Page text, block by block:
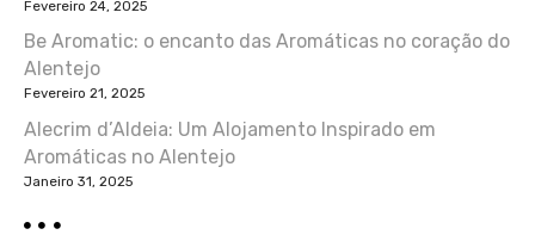
e
a
r
t
Fevereiro 24, 2025
Be Aromatic: o encanto das Aromáticas no coração do
Alentejo
Fevereiro 21, 2025
Alecrim d’Aldeia: Um Alojamento Inspirado em
Aromáticas no Alentejo
Janeiro 31, 2025